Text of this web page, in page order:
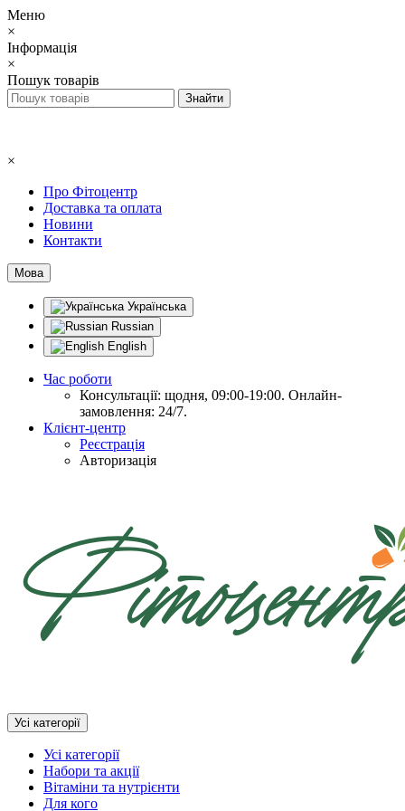
Меню
×
Інформація
×
Пошук товарів
×
Про Фітоцентр
Доставка та оплата
Новини
Контакти
Мова
Українська
Russian
English
Час роботи
Консультації: щодня, 09:00-19:00. Онлайн-
замовлення: 24/7.
Клієнт-центр
Реєстрація
Авторизація
Усі категорії
Усі категорії
Набори та акції
Вітаміни та нутрієнти
Для кого